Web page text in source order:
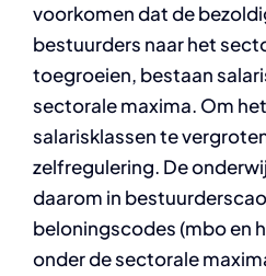
voorkomen dat de
bestuurders naar het
toegroeien, bestaan
sectorale maxima. Om
salarisklassen te
zelfregulering. De
daarom in
beloningscodes (mbo en
onder de sectorale